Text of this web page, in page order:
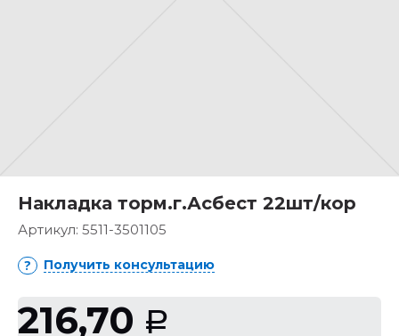
Накладка торм.г.Асбест 22шт/кор
Артикул: 5511-3501105
Получить консультацию
216,70 Р